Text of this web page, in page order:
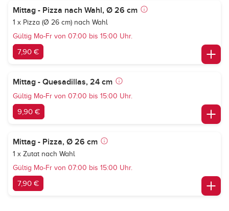
Mittag - Pizza nach Wahl, Ø 26 cm
1 x Pizza (Ø 26 cm) nach Wahl
Gültig Mo-Fr von 07:00 bis 15:00 Uhr.
7,90 €
Mittag - Quesadillas, 24 cm
Gültig Mo-Fr von 07:00 bis 15:00 Uhr.
9,90 €
Mittag - Pizza, Ø 26 cm
1 x Zutat nach Wahl
Gültig Mo-Fr von 07:00 bis 15:00 Uhr.
7,90 €